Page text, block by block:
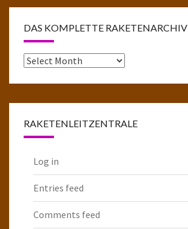
DAS KOMPLETTE RAKETENARCHIV
Das
RAKETENLEITZENTRALE
Log in
Entries feed
Comments feed